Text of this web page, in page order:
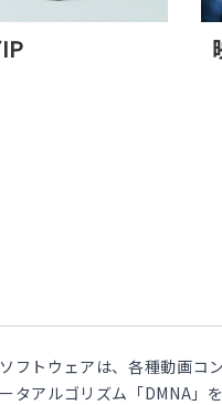
フトウェアは、各種動画コ
タアルゴリズム「DMNA」